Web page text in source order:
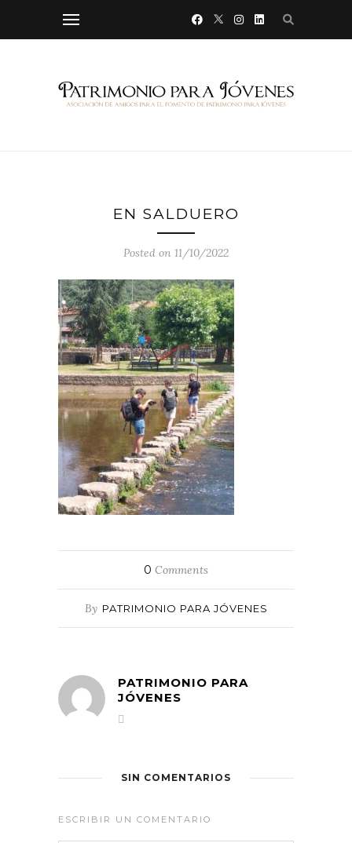
EN SALDUERO
Posted on 11/10/2022
0 Comments
By PATRIMONIO PARA JÓVENES
PATRIMONIO PARA
JÓVENES
SIN COMENTARIOS
ESCRIBIR UN COMENTARIO